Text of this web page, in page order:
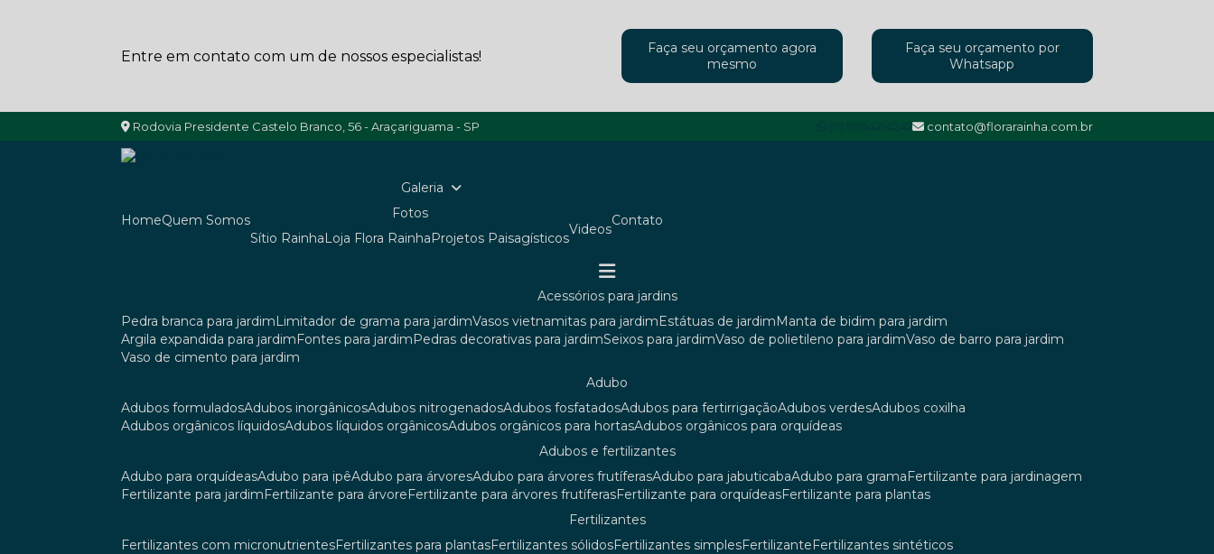
Entre em contato com um de nossos especialistas!
Faça seu orçamento agora
mesmo
Faça seu orçamento por
Whatsapp
Rodovia Presidente Castelo Branco, 56 - Araçariguama - SP contato@florarainha.com.br
Home Quem Somos
Galeria
Fotos
Sítio Rainha
Loja Flora Rainha Projetos Paisagísticos
Videos
Contato
acessórios para jardins
pedra branca para jardim
limitador de grama para jardim vasos vietnamitas para jardim estátuas de jardim
manta de bidim para jardim
argila expandida para jardim
fontes para jardim pedras decorativas para jardim seixos para jardim vaso de polietileno para jardim vaso de barro para jardim
vaso de cimento para jardim
adubo
adubos formulados adubos inorgânicos adubos nitrogenados adubos fosfatados adubos para fertirrigação adubos verdes adubos coxilha
adubos orgânicos líquidos adubos líquidos orgânicos adubos orgânicos para hortas adubos orgânicos para orquídeas
adubos e fertilizantes
adubo para orquídeas adubo para ipê adubo para árvores adubo para árvores frutíferas adubo para jabuticaba adubo para grama
fertilizante para jardinagem
fertilizante para jardim
fertilizante para árvore fertilizante para árvores frutíferas fertilizante para orquídeas fertilizante para plantas
fertilizantes
fertilizantes com micronutrientes fertilizantes para plantas fertilizantes sólidos fertilizantes simples fertilizante
fertilizantes sintéticos